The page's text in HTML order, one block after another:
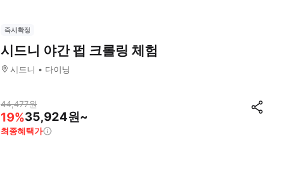
즉시확정
시드니 야간 펍 크롤링 체험
시드니 다이닝
44,477원
19%35,924원~
최종혜택가